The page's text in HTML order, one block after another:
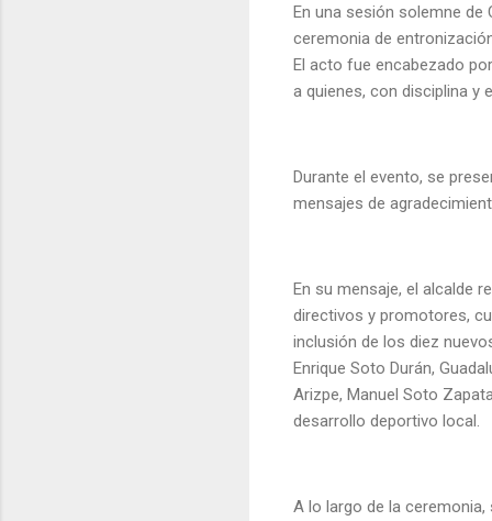
En una sesión solemne de
ceremonia de
El acto fue encabezado
a quienes, con disciplina y
Durante el evento, se
mensajes de
En su mensaje, el alcalde
directivos y promotores,
inclusión de los diez
Enrique Soto Durán,
Arizpe, Manuel Soto
desarrollo deportivo local.
A lo largo de la